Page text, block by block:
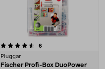
6
Pluggar
Fischer Profi-Box DuoPower